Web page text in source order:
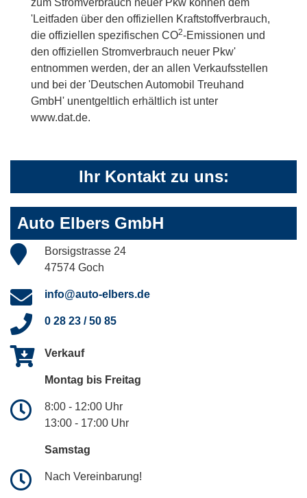
zum Stromverbrauch neuer Pkw können dem
'Leitfaden über den offiziellen Kraftstoffverbrauch,
die offiziellen spezifischen CO2-Emissionen und
den offiziellen Stromverbrauch neuer Pkw'
entnommen werden, der an allen Verkaufsstellen
und bei der 'Deutschen Automobil Treuhand
GmbH' unentgeltlich erhältlich ist unter
www.dat.de.
Ihr Kontakt zu uns:
Auto Elbers GmbH
Borsigstrasse 24
47574 Goch
info@auto-elbers.de
0 28 23 / 50 85
Verkauf
Montag bis Freitag
8:00 - 12:00 Uhr
13:00 - 17:00 Uhr
Samstag
Nach Vereinbarung!